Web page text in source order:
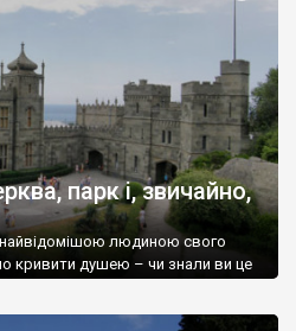
парк і, звичайно,
людиною свого
кривити душею – чи знали ви це